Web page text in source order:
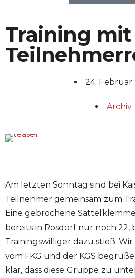
Training mit
24. Februar
Archiv
Am letzten Sonntag sind bei
Teilnehmer gemeinsam zum
Eine gebrochene
bereits in Rosdorf nur noch 22,
Trainingswilliger dazu stieß.
vom FKG und der KGS
klar, dass diese Gruppe zu